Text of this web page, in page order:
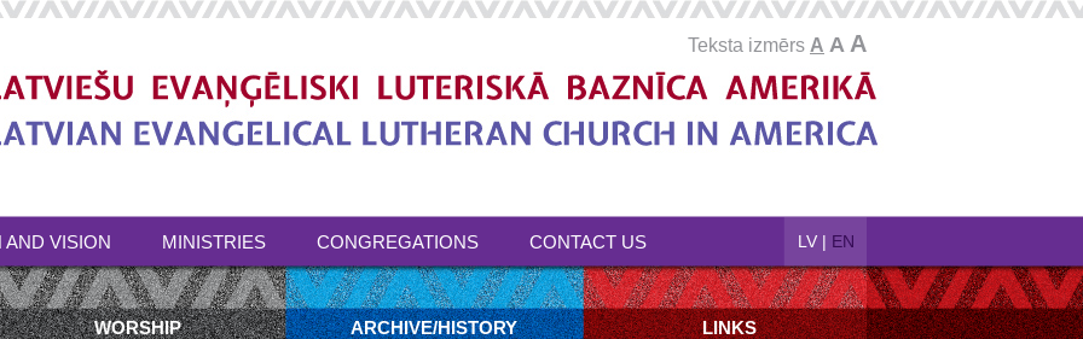
Teksta izmērs A A A
AND VISION MINISTRIES CONGREGATIONS CONTACT US LV | EN
WORSHIP ARCHIVE/HISTORY LINKS